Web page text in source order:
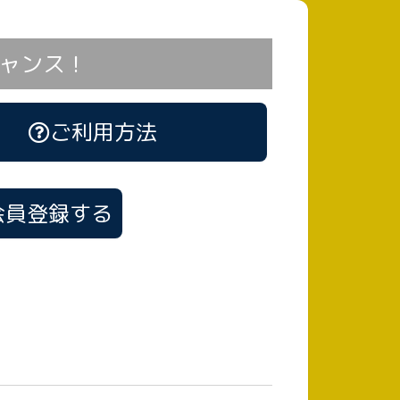
ンス！
ご利用方法
登録する